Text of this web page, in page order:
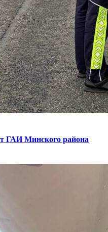
ГАИ Минского района